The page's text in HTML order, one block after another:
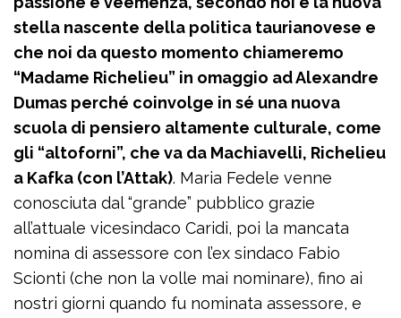
stella nascente della politica taurianovese e
che noi da questo momento chiameremo
“Madame Richelieu” in omaggio ad Alexandre
Dumas perché coinvolge in sé una nuova
scuola di pensiero altamente culturale, come
gli “altoforni”, che va da Machiavelli, Richelieu
a Kafka (con l’Attak). Maria Fedele venne
conosciuta dal “grande” pubblico grazie
all’attuale vicesindaco Caridi, poi la mancata
nomina di assessore con l’ex sindaco Fabio
Scionti (che non la volle mai nominare), fino ai
nostri giorni quando fu nominata assessore, e